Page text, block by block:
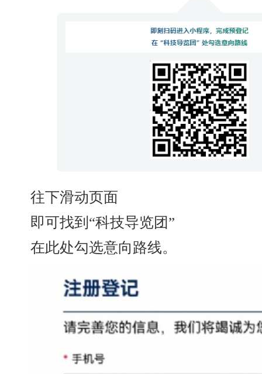
往下滑动页面
即可找到“科技导览团”
在此处勾选意向路线。